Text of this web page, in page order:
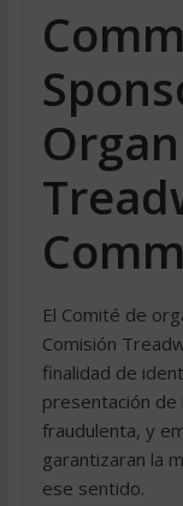
El Comité de
Comisión
finalidad de
presentación de
fraudulenta, y
garantizaran la
ese sentido.